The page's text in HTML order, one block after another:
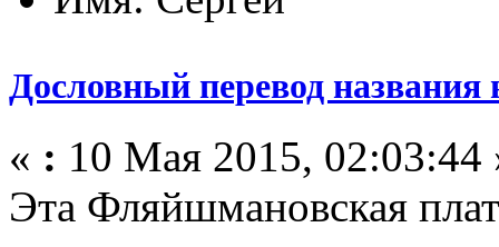
Дословный перевод названия
« : 10 Мая 2015, 02:03:44
Эта Фляйшмановская